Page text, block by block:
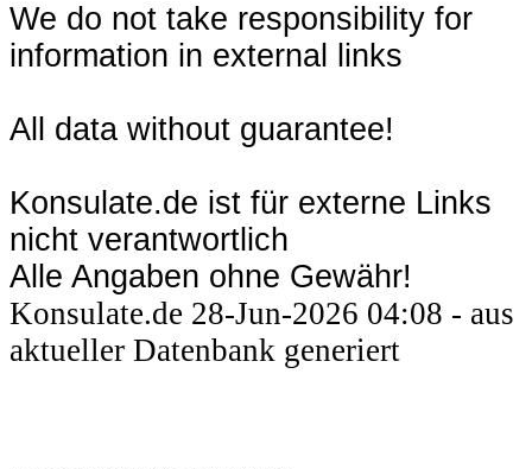
We do not take responsibility for
information in external links
All data without guarantee!
Konsulate.de ist für externe Links
nicht verantwortlich
Alle Angaben ohne Gewähr!
Konsulate.de 28-Jun-2026 04:08 - aus
aktueller Datenbank generiert